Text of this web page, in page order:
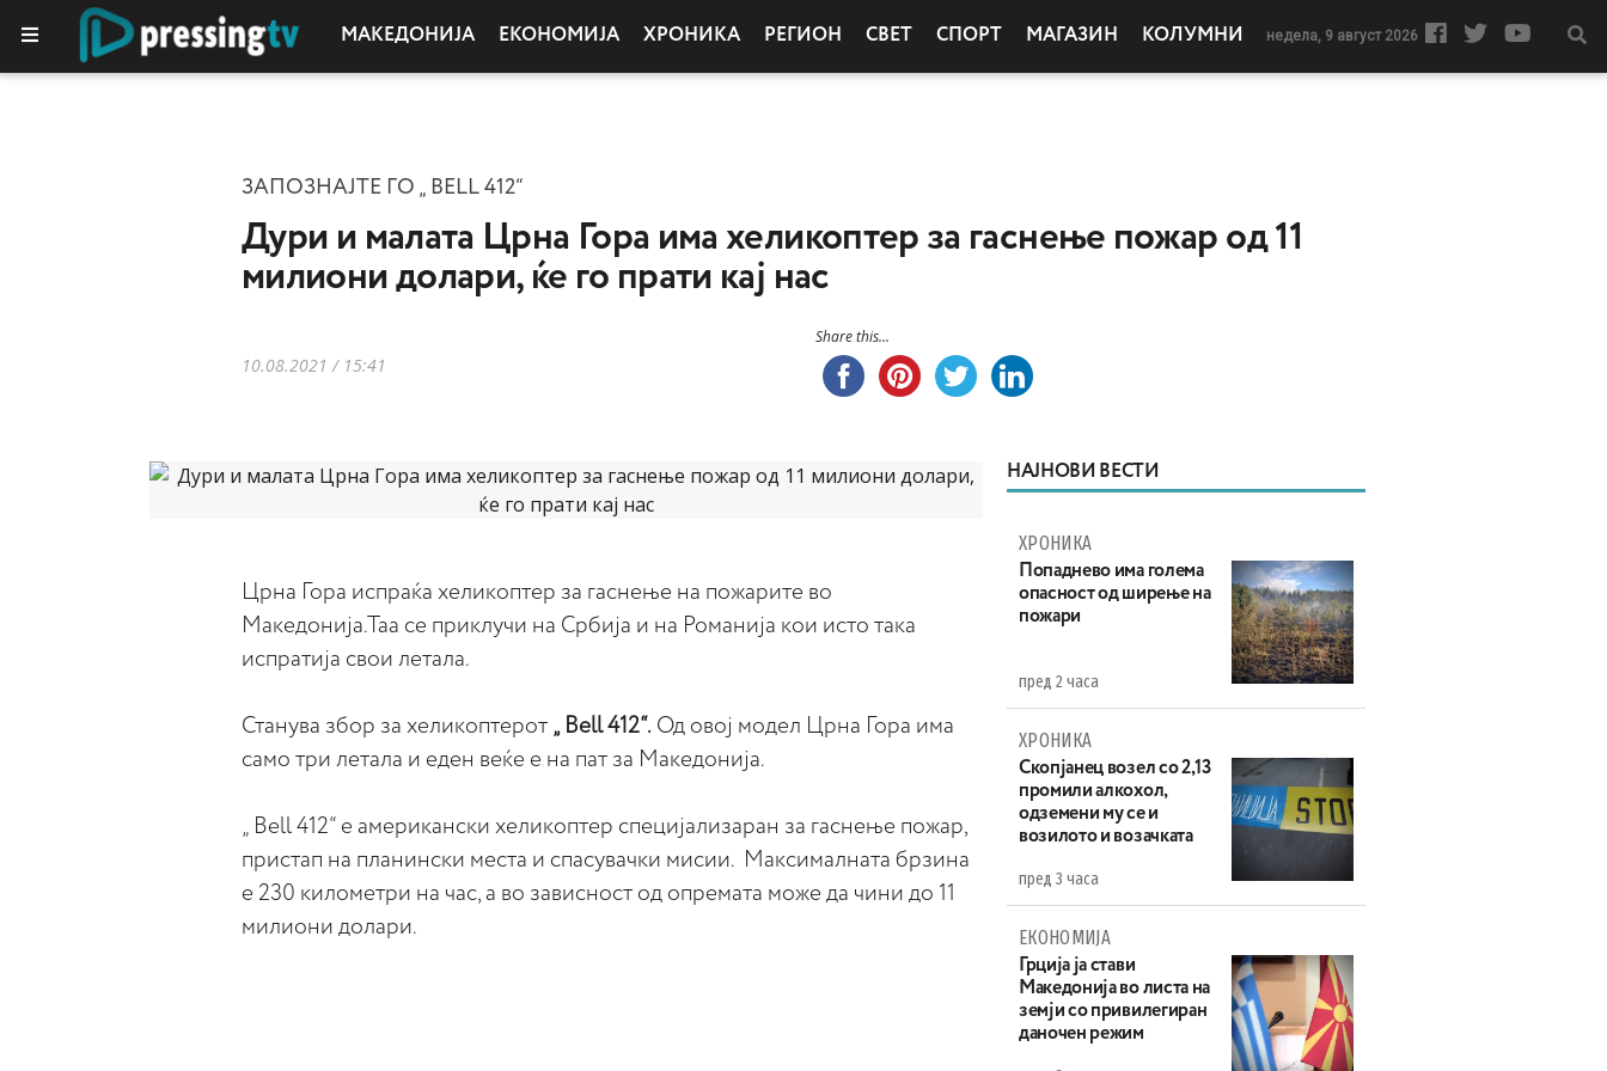
МАКЕДОНИЈА ЕКОНОМИЈА ХРОНИКА РЕГИОН СВЕТ СПОРТ МАГАЗИН КОЛУМНИ недела, 9 август 2026
ЗАПОЗНАЈТЕ ГО „ BELL 412“
Дури и малата Црна Гора има хеликоптер за гаснење пожар од 11
милиони долари, ќе го прати кај нас
10.08.2021 / 15:41
Share this...
Црна Гора испраќа хеликоптер за гаснење на пожарите во
Македонија.Таа се приклучи на Србија и на Романија кои исто така
испратија свои летала.
Станува збор за хеликоптерот „ Bell 412“. Од овој модел Црна Гора има
само три летала и еден веќе е на пат за Македонија.
„ Bell 412“ е американски хеликоптер специјализаран за гаснење пожар,
пристап на планински места и спасувачки мисии. Максималната брзина
е 230 километри на час, а во зависност од опремата може да чини до 11
милиони долари.
НАЈНОВИ ВЕСТИ
ХРОНИКА
Попаднево има голема
опасност од ширење на
пожари
пред 2 часа
ХРОНИКА
Скопјанец возел со 2,13
промили алкохол,
одземени му се и
возилото и возачката
пред 3 часа
ЕКОНОМИЈА
Грција ја стави
Македонија во листа на
земји со привилегиран
даночен режим